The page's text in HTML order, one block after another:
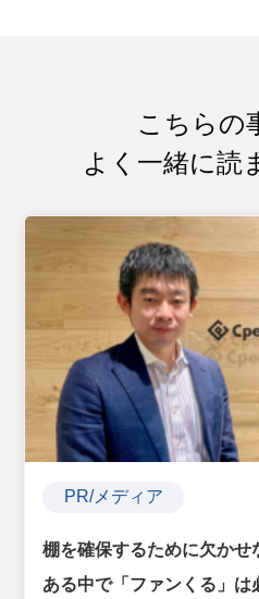
こちらの
よく一緒に読
PR/メディア
棚を確保するために欠か
ある中で「ファンくる」は